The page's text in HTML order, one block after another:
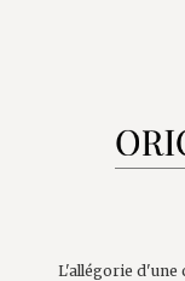
L'allégorie d'une